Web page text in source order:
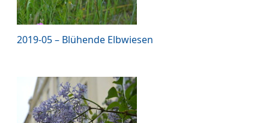
2019-05 – Blühende Elbwiesen